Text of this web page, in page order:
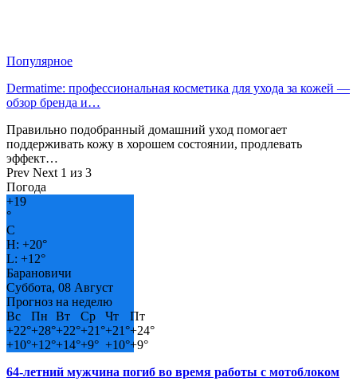
Популярное
Dermatime: профессиональная косметика для ухода за кожей —
обзор бренда и…
Правильно подобранный домашний уход помогает
поддерживать кожу в хорошем состоянии, продлевать
эффект…
Prev Next 1 из 3
Погода
+19
°
C
H: +20°
L: +12°
Барановичи
Суббота, 08 Август
Прогноз на неделю
Вс
Пн Вт Ср Чт
Пт
+22°+28°+22°+21°+21°+24°
+10°+12°+14°+9° +10°+9°
64-летний мужчина погиб во время работы с мотоблоком